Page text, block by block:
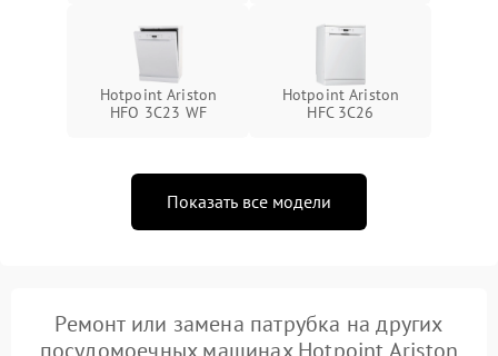
Hotpoint Ariston
HFO 3C23 WF
Hotpoint Ariston
HFC 3C26
Показать все модели
Ремонт или замена патрубка на других